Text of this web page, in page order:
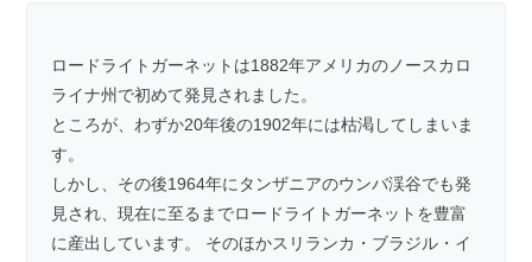
ロードライトガーネットは1882年アメリカのノースカロ
ライナ州で初めて発見されました。
ところが、わずか20年後の1902年には枯渇してしまいま
す。
しかし、その後1964年にタンザニアのウンバ渓谷でも発
見され、現在に至るまでロードライトガーネットを豊富
に産出しています。 そのほかスリランカ・ブラジル・イ